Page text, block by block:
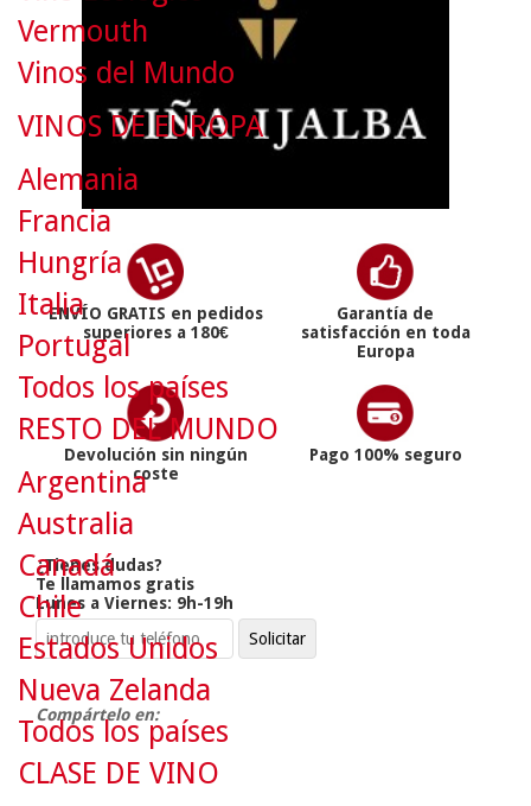
ENVÍO GRATIS en pedidos
superiores a 180€
Garantía de
satisfacción en toda
Europa
Devolución sin ningún
coste
Pago 100% seguro
¿Tienes dudas?
Te llamamos gratis
Lunes a Viernes: 9h-19h
Compártelo en:
Vermouth
Vinos del Mundo
VINOS DE EUROPA
Alemania
Francia
Hungría
Italia
Portugal
Todos los países
RESTO DEL MUNDO
Argentina
Australia
Canadá
Chile
Estados Unidos
Nueva Zelanda
Todos los países
CLASE DE VINO